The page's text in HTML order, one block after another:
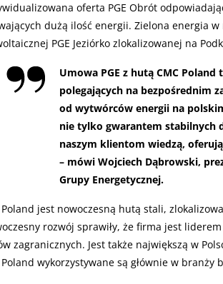
oferta PGE Obrót
dużą ilość energii. Zielona energia
PGE Jeziórko zlokalizowanej na
Umowa PGE z hutą CMC
polegających na bezpośrednim
od wytwórców energii na
nie tylko gwarantem stabilnych
naszym klientom wiedzą,
– mówi Wojciech Dąbrowski,
Grupy Energetycznej.
Poland jest nowoczesną hutą stali,
rozwój sprawiły, że firma jest
zagranicznych. Jest także największą w
Poland wykorzystywane są głównie w